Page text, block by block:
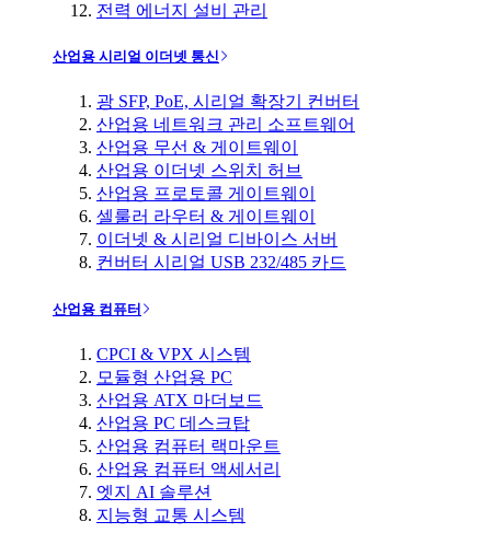
전력 에너지 설비 관리
산업용 시리얼 이더넷 통신
광 SFP, PoE, 시리얼 확장기 컨버터
산업용 네트워크 관리 소프트웨어
산업용 무선 & 게이트웨이
산업용 이더넷 스위치 허브
산업용 프로토콜 게이트웨이
셀룰러 라우터 & 게이트웨이
이더넷 & 시리얼 디바이스 서버
컨버터 시리얼 USB 232/485 카드
산업용 컴퓨터
CPCI & VPX 시스템
모듈형 산업용 PC
산업용 ATX 마더보드
산업용 PC 데스크탑
산업용 컴퓨터 랙마운트
산업용 컴퓨터 액세서리
엣지 AI 솔루션
지능형 교통 시스템